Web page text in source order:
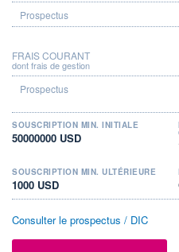
FRAIS COURANT
dont frais de gestion
SOUSCRIPTION MIN. INITIALE
50000000 USD
SOUSCRIPTION MIN. ULTÉRIEURE
1000 USD
Consulter le prospectus / DIC